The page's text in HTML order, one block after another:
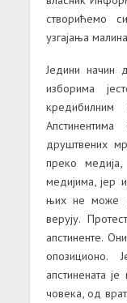
створићемо
узгајања
Једини начин
изборима
кредибилним
друштвених
преко
медијима,
њих не може
верују.
апстиненте.
апстинената
човека, од